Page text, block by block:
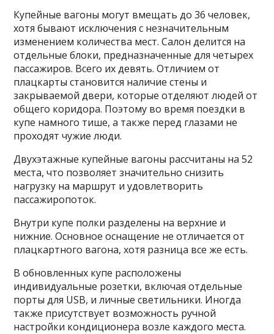
Купейные вагоны могут вмещать до 36 человек,
хотя бывают исключения с незначительным
изменением количества мест. Салон делится на
отдельные блоки, предназначенные для четырех
пассажиров. Всего их девять. Отличием от
плацкарты становится наличие стены и
закрываемой двери, которые отделяют людей от
общего коридора. Поэтому во время поездки в
купе намного тише, а также перед глазами не
проходят чужие люди.
Двухэтажные купейные вагоны рассчитаны на 52
места, что позволяет значительно снизить
нагрузку на маршрут и удовлетворить
пассажиропоток.
Внутри купе полки разделены на верхние и
нижние. Основное оснащение не отличается от
плацкартного вагона, хотя разница все же есть.
В обновленных купе расположены
индивидуальные розетки, включая отдельные
порты для USB, и личные светильники. Иногда
также присутствует возможность ручной
настройки кондиционера возле каждого места.